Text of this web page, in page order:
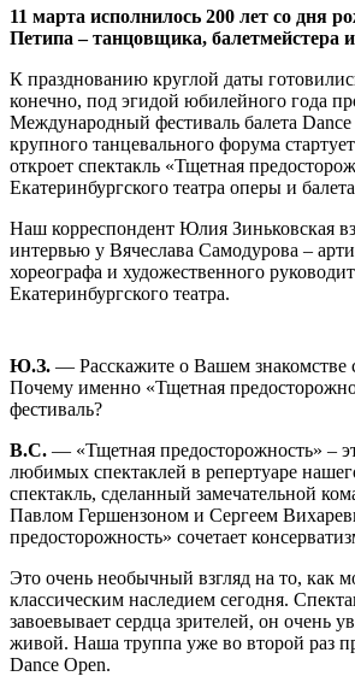
11 марта исполнилось 200 лет со дня
Петипа – танцовщика, балетмейстера и
К празднованию круглой даты
конечно, под эгидой юбилейного года
Международный фестиваль балета
крупного танцевального форума
откроет спектакль «Тщетная
Екатеринбургского театра оперы и
Наш корреспондент Юлия Зиньковская
интервью у Вячеслава Самодурова –
хореографа и художественного
Екатеринбургского театра.
Ю.З. — Расскажите о Вашем знакомстве
Почему именно «Тщетная
фестиваль?
В.С. — «Тщетная предосторожность» –
любимых спектаклей в репертуаре
спектакль, сделанный замечательной
Павлом Гершензоном и Сергеем
предосторожность» сочетает
Это очень необычный взгляд на то, как
классическим наследием сегодня.
завоевывает сердца зрителей, он очень
живой. Наша труппа уже во второй раз
Dance Open.